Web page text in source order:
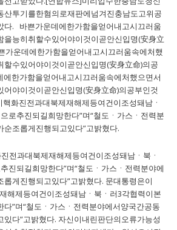
산투기를한혐의로재판에넘겨진충남도고위공
다. 바쁜가운데에한가함을얻어내고시끄러움
을능히취할수있어야이것이곧안신입명(安身立
운데에한가함을얻어내고시끄러움속에처했
할수있어야이것이곧안신입명(安身立命)의공
한가함을얻어내고시끄러움속에처했으면서
어야이것이곧안신입명(安身立命)의공부인것
화진전과대북제재해제등여건이조성돼남ㆍ
로추진되길희망한다”며“철도ㆍ가스ㆍ전력분
조롭게진행되고있다”고밝혔다.
전과대북제재해제등여건이조성돼남ㆍ북ㆍ
진되길희망한다”며“철도ㆍ가스ㆍ전력분야에
게진행되고있다”고밝혔다. 문대통령은이
해제등여건이조성돼남ㆍ북ㆍ러3각협력이본
”며“철도ㆍ가스ㆍ전력분야에서양국간공동
다”고밝혔다. 자신이내린판단의오류가능성